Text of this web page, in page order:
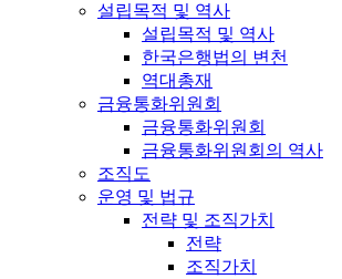
설립목적 및 역사
설립목적 및 역사
한국은행법의 변천
역대총재
금융통화위원회
금융통화위원회
금융통화위원회의 역사
조직도
운영 및 법규
전략 및 조직가치
전략
조직가치